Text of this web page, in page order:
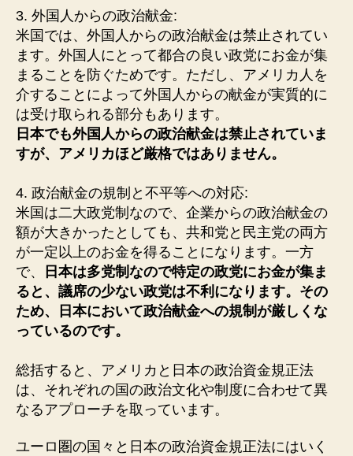
3. 外国人からの政治献金:
米国では、外国人からの政治献金は禁止されてい
ます。外国人にとって都合の良い政党にお金が集
まることを防ぐためです。ただし、アメリカ人を
介することによって外国人からの献金が実質的に
は受け取られる部分もあります。
日本でも外国人からの政治献金は禁止されていま
すが、アメリカほど厳格ではありません。
4. 政治献金の規制と不平等への対応:
米国は二大政党制なので、企業からの政治献金の
額が大きかったとしても、共和党と民主党の両方
が一定以上のお金を得ることになります。一方
で、
日本は多党制なので特定の政党にお金が集ま
ると、議席の少ない政党は不利になります。その
ため、日本において政治献金への規制が厳しくな
っているのです。
総括すると、アメリカと日本の政治資金規正法
は、それぞれの国の政治文化や制度に合わせて異
なるアプローチを取っています。
ユーロ圏の国々と日本の政治資金規正法にはいく